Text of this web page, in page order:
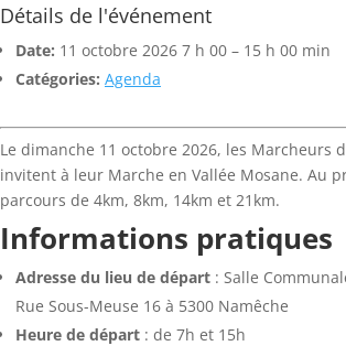
Détails de l'événement
Date: 11 octobre 2026 7 h 00 – 15 h 00 min
Catégories: Agenda
Le dimanche 11 octobre 2026, les Marcheurs
invitent à leur Marche en Vallée Mosane. Au
parcours de 4km, 8km, 14km et 21km.
Informations pratiques
Adresse du lieu de départ : Salle
Rue Sous-Meuse 16 à 5300 Namêche
Heure de départ : de 7h et 15h